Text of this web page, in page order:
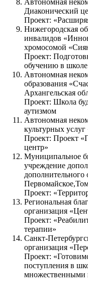
Диаконический
Проект:
Нижегородская
инвалидов
хромосомой
Проект:
обучению в
Автономная
образования
Архангельская
Проект: Школа
аутизмом
Автономная
культурных
Проект: Проект
центр»
Муниципальное
учреждение
дополнительного
Проект:
Региональная
организация
Проект:
терапии»
Санкт-
организация
Проект:
поступления в
множественными